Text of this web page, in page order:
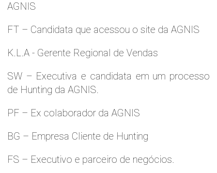
AGNIS
FT – Candidata que acessou o site da AGNIS
K.L.A - Gerente Regional de Vendas
SW – Executiva e candidata em um processo
de Hunting da AGNIS.
PF – Ex colaborador da AGNIS
BG – Empresa Cliente de Hunting
FS – Executivo e parceiro de negócios.